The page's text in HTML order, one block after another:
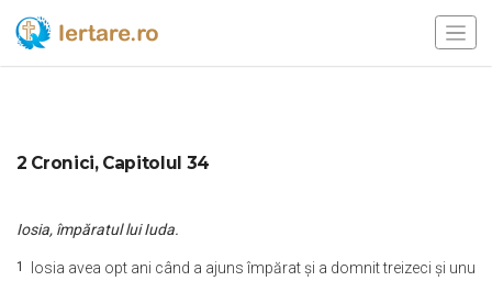
2 Cronici, Capitolul 34
Iosia, împăratul lui Iuda.
1
Iosia avea opt ani când a ajuns împărat şi a domnit treizeci şi unu